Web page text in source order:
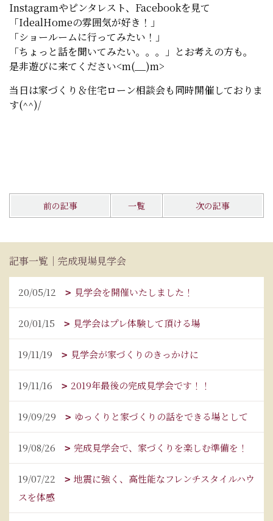
Instagramやピンタレスト、Facebookを見て
「IdealHomeの雰囲気が好き！」
「ショールームに行ってみたい！」
「ちょっと話を聞いてみたい。。。」とお考えの方も。
是非遊びに来てください<m(__)m>
当日は家づくり＆住宅ローン相談会も同時開催しておりま
す(^^)/
前の記事 一覧 次の記事
記事一覧｜完成現場見学会
20/05/12 見学会を開催いたしました！
20/01/15 見学会はプレ体験して頂ける場
19/11/19 見学会が家づくりのきっかけに
19/11/16 2019年最後の完成見学会です！！
19/09/29 ゆっくりと家づくりの話をできる場として
19/08/26 完成見学会で、家づくりを楽しむ準備を！
19/07/22
地震に強く、高性能なフレンチスタイルハウ
スを体感